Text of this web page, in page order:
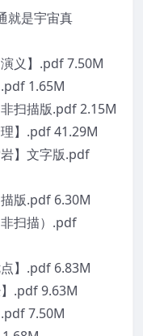
就是宇宙真
义】.pdf 7.50M
1.65M
扫描版.pdf 2.15M
】.pdf 41.29M
】文字版.pdf
版.pdf 6.30M
扫描）.pdf
】.pdf 6.83M
.pdf 9.63M
7.50M